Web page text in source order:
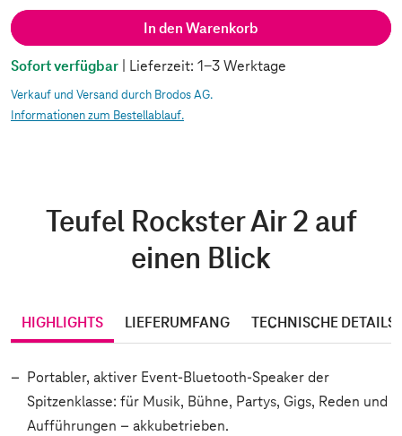
In den Warenkorb
Sofort verfügbar | Lieferzeit: 1-3 Werktage
Verkauf und Versand durch Brodos AG.
Informationen zum Bestellablauf.
Teufel Rockster Air 2 auf
einen Blick
HIGHLIGHTS LIEFERUMFANG TECHNISCHE DETAILS
Portabler, aktiver Event-Bluetooth-Speaker der
Spitzenklasse: für Musik, Bühne, Partys, Gigs, Reden und
Aufführungen – akkubetrieben.